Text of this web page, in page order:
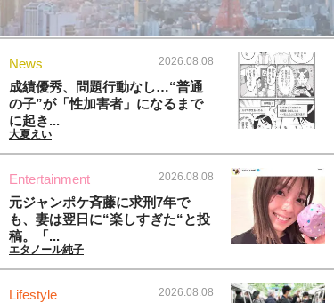
News 2026.08.08
成績優秀、問題行動なし…“普通
の子”が「性加害者」になるまで
に起き...
大夏えい
Entertainment 2026.08.08
元ジャンポケ斉藤に求刑7年で
も、妻は翌日に“楽しすぎた“と投
稿。「...
エタノール純子
Lifestyle 2026.08.08